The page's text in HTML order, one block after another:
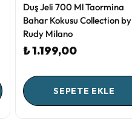
Duş Jeli 700 Ml Taormina
Bahar Kokusu Collection by
Rudy Milano
₺ 1.199,00
SEPETE EKLE